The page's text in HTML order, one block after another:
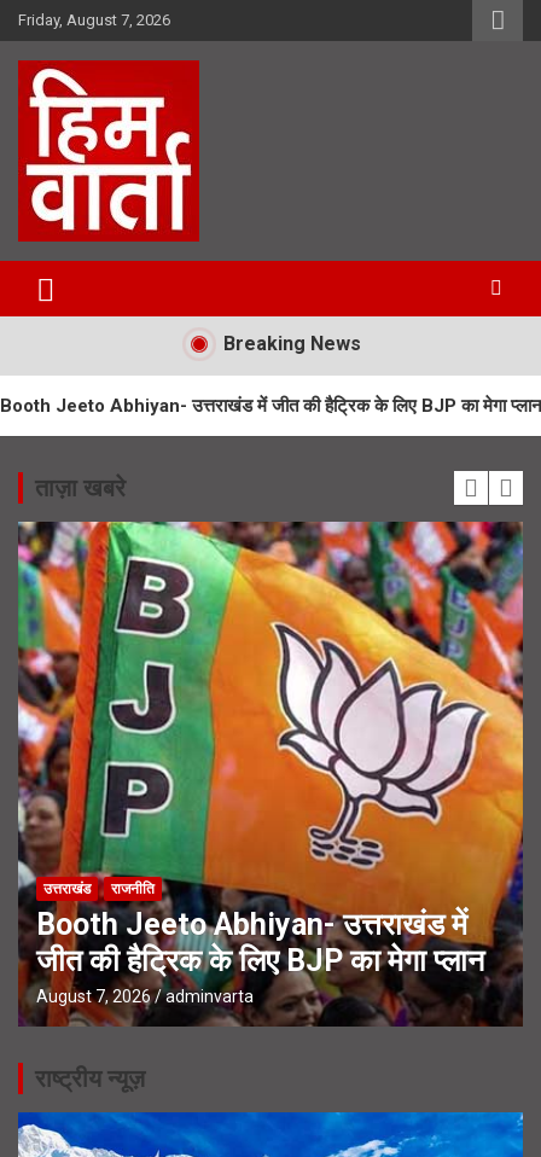
Skip
to
content
Friday, August 7, 2026
Him Varta
Breaking News
उत्तराखंड में जीत की हैट्रिक के लिए BJP का मेगा प्लान UPNL
ताज़ा खबरे
उत्तराखंड राजनीति
Booth Jeeto Abhiyan- उत्तराखंड में
जीत की हैट्रिक के लिए BJP का मेगा प्लान
August 7, 2026 adminvarta
राष्ट्रीय न्यूज़